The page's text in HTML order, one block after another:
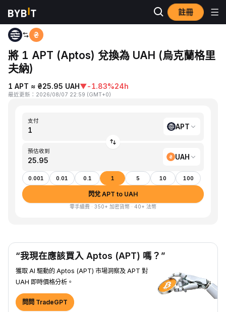
註冊
首頁 APT to UAH
將 1 APT (Aptos) 兌換為 UAH (烏克蘭格里
夫納)
1 APT ≈ ₴25.95 UAH▼-1.83%24h
最近更新 ： 2026/08/07 22:59 (GMT+0)
支付
APT
預估收到
UAH
0.001 0.01 0.1 1 5 10 100
閃兌 APT to UAH
零手續費 · 350+ 加密貨幣 · 40+ 法幣
“我現在應該買入 Aptos (APT) 嗎？”
獲取 AI 驅動的 Aptos (APT) 市場洞察及 APT 對
UAH 即時價格分析。
問問 TradeGPT